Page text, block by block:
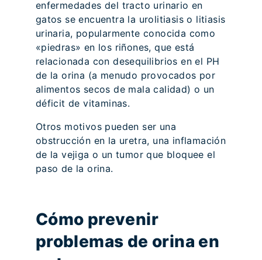
enfermedades del tracto urinario en
gatos se encuentra la urolitiasis o litiasis
urinaria, popularmente conocida como
«piedras» en los riñones, que está
relacionada con desequilibrios en el PH
de la orina (a menudo provocados por
alimentos secos de mala calidad) o un
déficit de vitaminas.
Otros motivos pueden ser una
obstrucción en la uretra, una inflamación
de la vejiga o un tumor que bloquee el
paso de la orina.
Cómo prevenir
problemas de orina en